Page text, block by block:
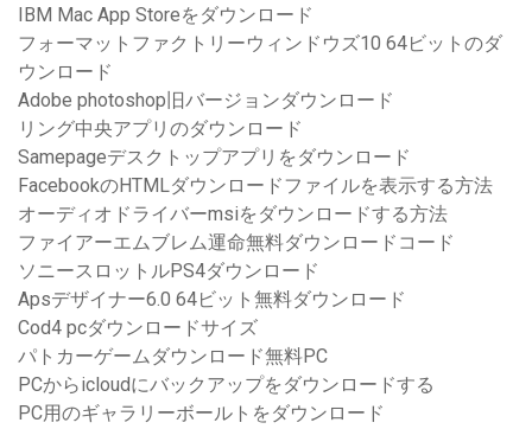
IBM Mac App Storeをダウンロード
フォーマットファクトリーウィンドウズ10 64ビットのダ
ウンロード
Adobe photoshop旧バージョンダウンロード
リング中央アプリのダウンロード
Samepageデスクトップアプリをダウンロード
FacebookのHTMLダウンロードファイルを表示する方法
オーディオドライバーmsiをダウンロードする方法
ファイアーエムブレム運命無料ダウンロードコード
ソニースロットルPS4ダウンロード
Apsデザイナー6.0 64ビット無料ダウンロード
Cod4 pcダウンロードサイズ
パトカーゲームダウンロード無料PC
PCからicloudにバックアップをダウンロードする
PC用のギャラリーボールトをダウンロード